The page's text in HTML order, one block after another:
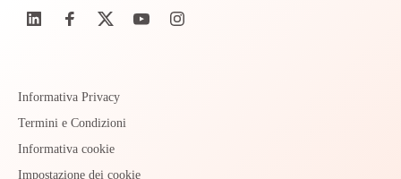
Informativa Privacy
Termini e Condizioni
Informativa cookie
Impostazione dei cookie